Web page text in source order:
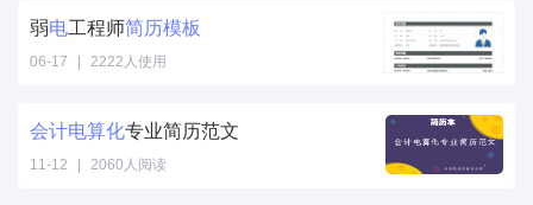
弱电工程师简历模板
06-17 2222人使用
会计电算化专业简历范文
11-12 2060人阅读